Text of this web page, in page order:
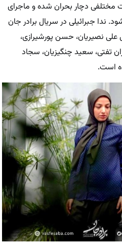
مختلفی دچار بحران شده و ماجرای
ندا جبرائیلی در سریال برادر جان
علی نصیریان، حسن پورشیرازی،
تفتی، سعید چنگیزیان، سجاد
است.